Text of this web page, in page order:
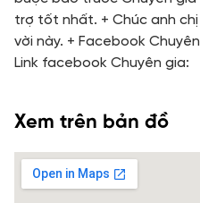
trợ tốt nhất. + Chúc anh
vời này. + Facebook
Link facebook Chuyên gia:
Xem trên bản đồ